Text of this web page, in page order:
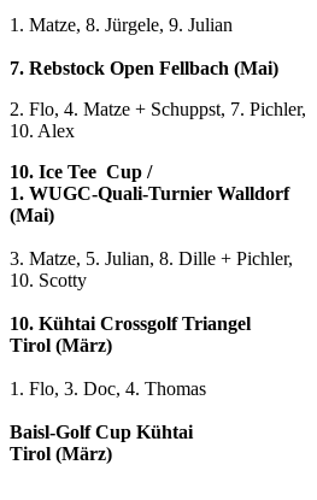
1. Matze, 8. Jürgele, 9. Julian
7. Rebstock Open Fellbach (Mai)
2. Flo, 4. Matze + Schuppst, 7. Pichler,
10. Alex
10. Ice Tee Cup /
1. WUGC-Quali-Turnier Walldorf
(Mai)
3. Matze, 5. Julian, 8. Dille + Pichler,
10. Scotty
10. Kühtai Crossgolf Triangel
Tirol (März)
1. Flo, 3. Doc, 4. Thomas
Baisl-Golf Cup Kühtai
Tirol (März)